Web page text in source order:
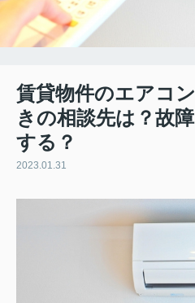
賃貸物件のエアコ
きの相談先は？故
する？
2023.01.31